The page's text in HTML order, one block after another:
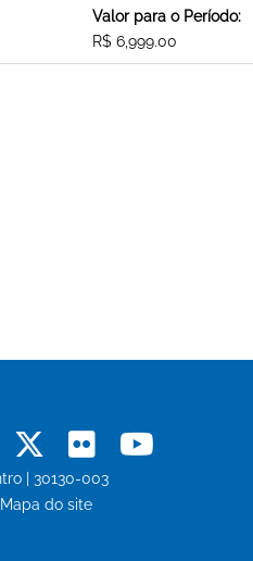
Valor para o Período:
R$ 6,999.00
Whatsapp
X Flickr
| 30130-003
Mapa do site